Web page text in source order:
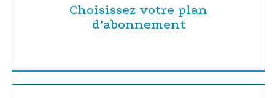
Choisissez votre plan
d’abonnement